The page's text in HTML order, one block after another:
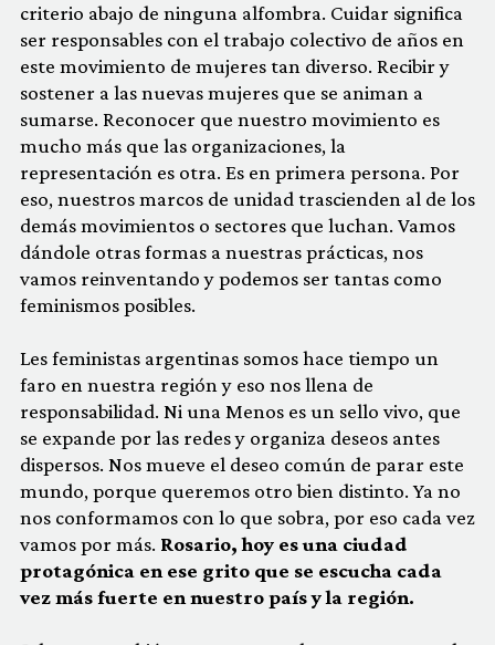
criterio abajo de ninguna alfombra. Cuidar significa
ser responsables con el trabajo colectivo de años en
este movimiento de mujeres tan diverso. Recibir y
sostener a las nuevas mujeres que se animan a
sumarse. Reconocer que nuestro movimiento es
mucho más que las organizaciones, la
representación es otra. Es en primera persona. Por
eso, nuestros marcos de unidad trascienden al de los
demás movimientos o sectores que luchan. Vamos
dándole otras formas a nuestras prácticas, nos
vamos reinventando y podemos ser tantas como
feminismos posibles.
Les feministas argentinas somos hace tiempo un
faro en nuestra región y eso nos llena de
responsabilidad. Ni una Menos es un sello vivo, que
se expande por las redes y organiza deseos antes
dispersos. Nos mueve el deseo común de parar este
mundo, porque queremos otro bien distinto. Ya no
nos conformamos con lo que sobra, por eso cada vez
vamos por más. Rosario, hoy es una ciudad
protagónica en ese grito que se escucha cada
vez más fuerte en nuestro país y la región.